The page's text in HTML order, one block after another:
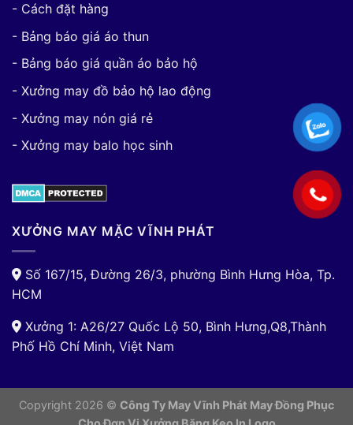
- Cách đặt hàng
- Bảng báo giá áo thun
- Bảng báo giá quần áo bảo hộ
- Xưởng may đồ bảo hộ lao động
- Xưởng may nón giá rẻ
- Xưởng may balo học sinh
XƯỞNG MAY MẶC VĨNH PHÁT
Số 167/15, Đường 26/3, phường Bình Hưng Hòa, Tp.
HCM
Xưởng 1: A26/27 Quốc Lộ 50, Bình Hưng,Q8,Thành
Phố Hồ Chí Minh, Việt Nam
Copyright 2026 © Công Ty May Vĩnh Phát May Đồng Phục